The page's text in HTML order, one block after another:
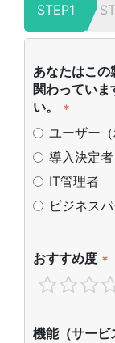
STEP1
あなたはこ
関わってい
い。
*
ユーザー（
導入決定者
IT管理者
ビジネス
おすすめ度 *
機能（サービ